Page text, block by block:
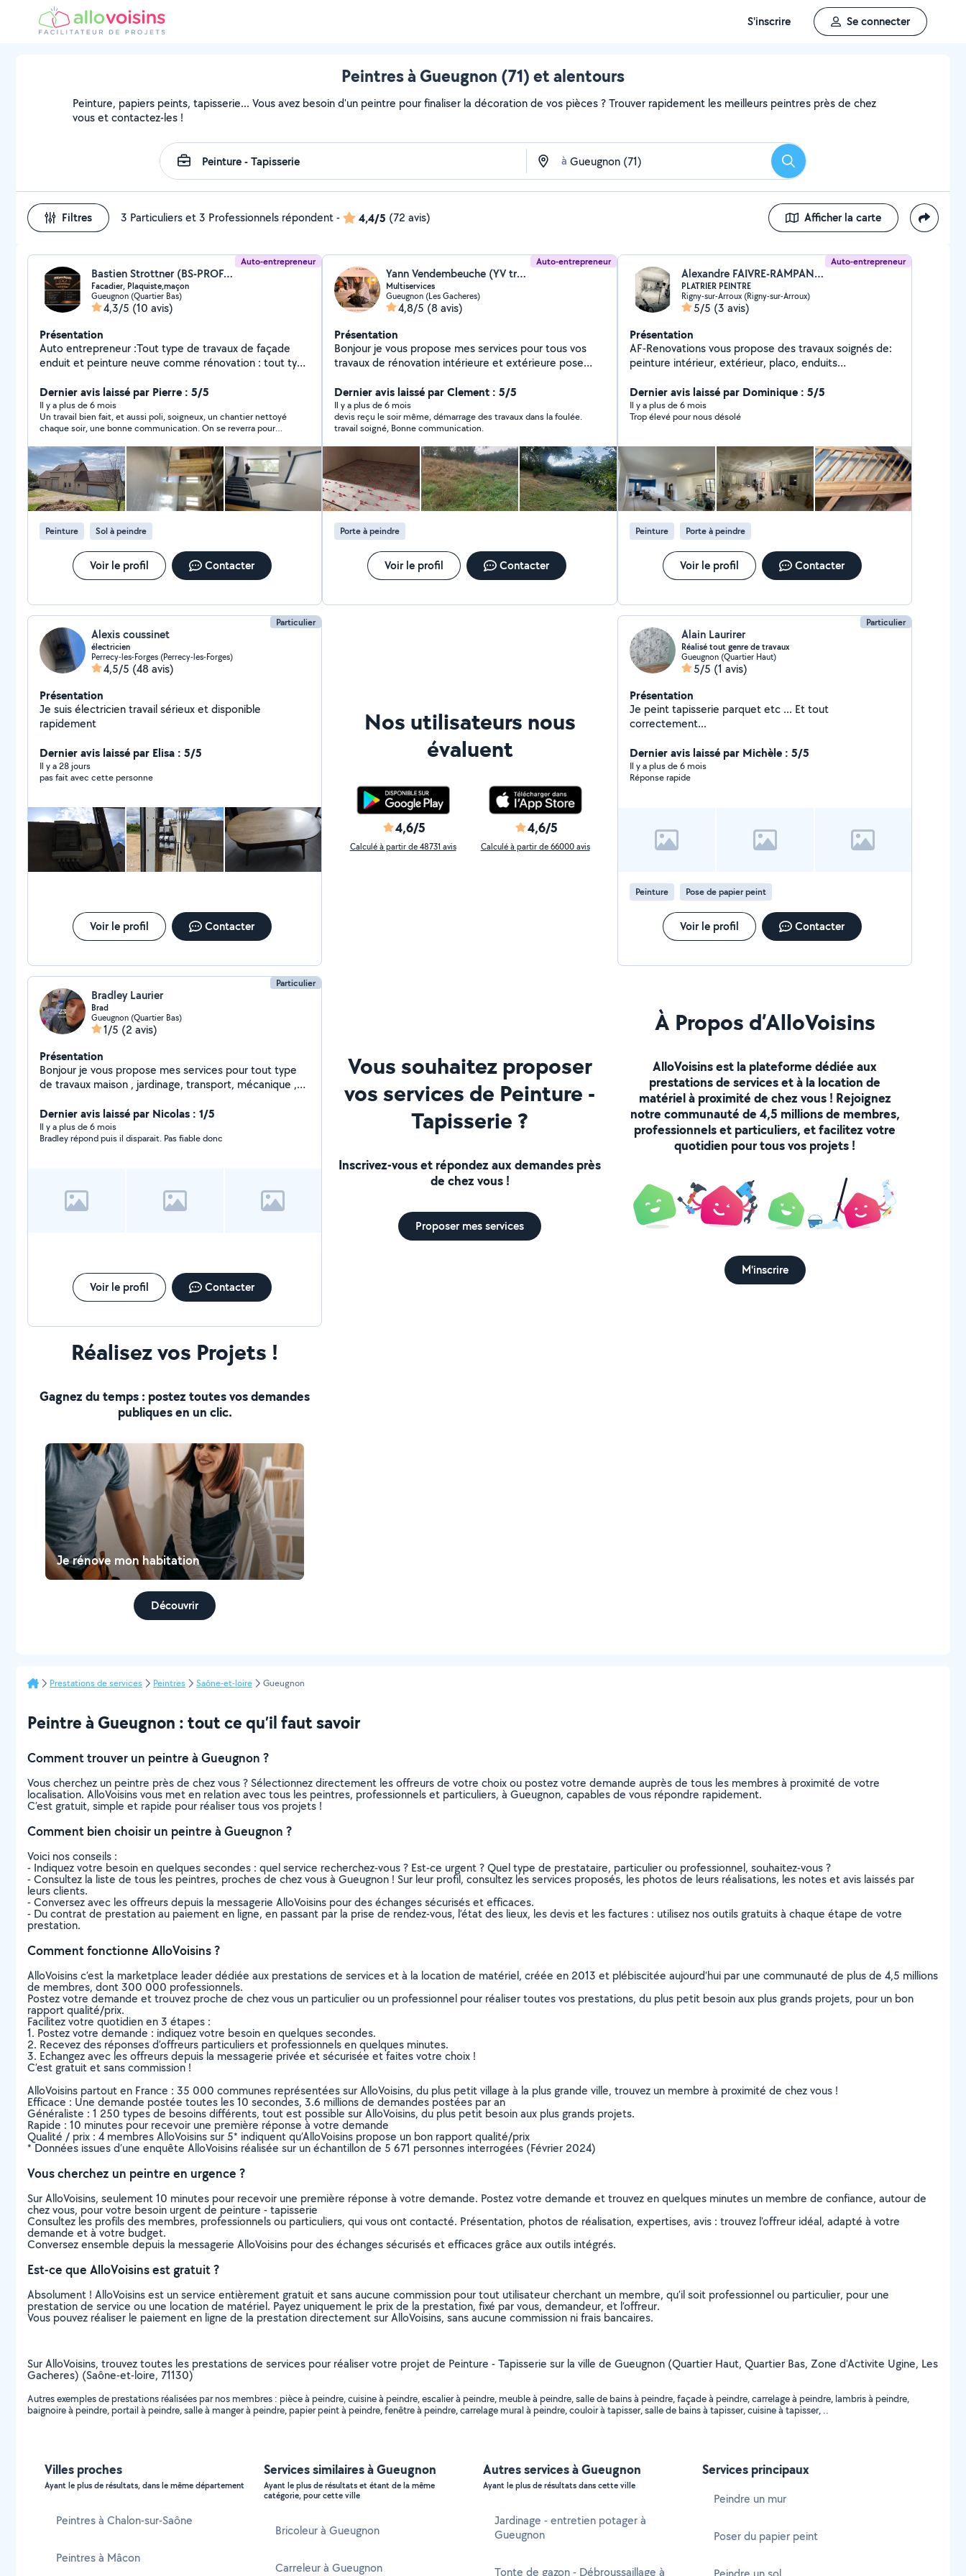
S'inscrire Se connecter
Peintres à Gueugnon (71) et alentours
Peinture, papiers peints, tapisserie... Vous avez besoin d'un peintre pour finaliser la décoration de vos pièces ? Trouver rapidement les meilleurs peintres près de chez
vous et contactez-les !
à Rechercher
Filtres 3 Particuliers et 3 Professionnels répondent- 4,4/5 (72 avis) Afficher la carte
Auto-entrepreneur
Bastien Strottner (BS-PROFACADES)
Facadier, Plaquiste,maçon
Gueugnon (Quartier Bas)
4,3/5 (10 avis)
Présentation
Auto entrepreneur :Tout type de travaux de façade
enduit et peinture neuve comme rénovation : tout type
plâtrerie, maçonnerie, grande mobilité
Dernier avis laissé par Pierre : 5/5
Il y a plus de 6 mois
Un travail bien fait, et aussi poli, soigneux, un chantier nettoyé
chaque soir, une bonne communication. On se reverra pour
Peinture Sol à peindre
Voir le profil Contacter
Auto-entrepreneur
Yann Vendembeuche (YV travaux)
Multiservices
Gueugnon (Les Gacheres)
4,8/5 (8 avis)
Présentation
Bonjour je vous propose mes services pour tous vos
travaux de rénovation intérieure et extérieure pose
taille de haie ect
Dernier avis laissé par Clement : 5/5
Il y a plus de 6 mois
devis reçu le soir même, démarrage des travaux dans la foulée.
travail soigné, Bonne communication.
Porte à peindre
Voir le profil Contacter
Auto-entrepreneur
Alexandre FAIVRE-RAMPANT (AF RENOVATIONS)
PLATRIER PEINTRE
Rigny-sur-Arroux (Rigny-sur-Arroux)
5/5 (3 avis)
Présentation
AF-Renovations vous propose des travaux soignés de:
peinture intérieur, extérieur, placo, enduits
pose de sol stratifié et parquets ou plancher bois
Petits travaux de menuiseries
Dernier avis laissé par Dominique : 5/5
Il y a plus de 6 mois
Trop élevé pour nous désolé
Peinture Porte à peindre
Voir le profil Contacter
Particulier
Alexis coussinet
électricien
Perrecy-les-Forges (Perrecy-les-Forges)
4,5/5 (48 avis)
Présentation
Je suis électricien travail sérieux et disponible
rapidement
Dernier avis laissé par Elisa : 5/5
Il y a 28 jours
pas fait avec cette personne
Voir le profil Contacter
Nos utilisateurs nous
évaluent
4,6/5
Calculé à partir de 48731 avis
4,6/5
Calculé à partir de 66000 avis
Particulier
Alain Laurirer
Réalisé tout genre de travaux
Gueugnon (Quartier Haut)
5/5 (1 avis)
Présentation
Je peint tapisserie parquet etc ... Et tout
correctement...
Dernier avis laissé par Michèle : 5/5
Il y a plus de 6 mois
Réponse rapide
Peinture Pose de papier peint
Voir le profil Contacter
Particulier
Bradley Laurier
Brad
Gueugnon (Quartier Bas)
1/5 (2 avis)
Présentation
Bonjour je vous propose mes services pour tout type
de travaux maison , jardinage, transport, mécanique ,
disposition pour toute vos demande
Dernier avis laissé par Nicolas : 1/5
Il y a plus de 6 mois
Bradley répond puis il disparait. Pas fiable donc
Voir le profil Contacter
Vous souhaitez proposer
vos services de Peinture -
Tapisserie ?
Inscrivez-vous et répondez aux demandes près
de chez vous !
Proposer mes services
À Propos d’AlloVoisins
AlloVoisins est la plateforme dédiée aux
prestations de services et à la location de
matériel à proximité de chez vous ! Rejoignez
notre communauté de 4,5 millions de membres,
professionnels et particuliers, et facilitez votre
quotidien pour tous vos projets !
M'inscrire
Réalisez vos Projets !
Gagnez du temps : postez toutes vos demandes
publiques en un clic.
Je rénove mon habitation
Découvrir
Prestations de services Peintres Saône-et-loire Gueugnon
Peintre à Gueugnon : tout ce qu’il faut savoir
Comment trouver un peintre à Gueugnon ?
Vous cherchez un peintre près de chez vous ? Sélectionnez directement les offreurs de votre choix ou postez votre demande auprès de tous les membres à proximité de votre
localisation. AlloVoisins vous met en relation avec tous les peintres, professionnels et particuliers, à Gueugnon, capables de vous répondre rapidement.
C’est gratuit, simple et rapide pour réaliser tous vos projets !
Comment bien choisir un peintre à Gueugnon ?
Voici nos conseils :
- Indiquez votre besoin en quelques secondes : quel service recherchez-vous ? Est-ce urgent ? Quel type de prestataire, particulier ou professionnel, souhaitez-vous ?
- Consultez la liste de tous les peintres, proches de chez vous à Gueugnon ! Sur leur profil, consultez les services proposés, les photos de leurs réalisations, les notes et avis laissés par
leurs clients.
- Conversez avec les offreurs depuis la messagerie AlloVoisins pour des échanges sécurisés et efficaces.
- Du contrat de prestation au paiement en ligne, en passant par la prise de rendez-vous, l’état des lieux, les devis et les factures : utilisez nos outils gratuits à chaque étape de votre
prestation.
Comment fonctionne AlloVoisins ?
AlloVoisins c’est la marketplace leader dédiée aux prestations de services et à la location de matériel, créée en 2013 et plébiscitée aujourd’hui par une communauté de plus de 4,5 millions
de membres, dont 300 000 professionnels.
Postez votre demande et trouvez proche de chez vous un particulier ou un professionnel pour réaliser toutes vos prestations, du plus petit besoin aux plus grands projets, pour un bon
rapport qualité/prix.
Facilitez votre quotidien en 3 étapes :
1. Postez votre demande : indiquez votre besoin en quelques secondes.
2. Recevez des réponses d’offreurs particuliers et professionnels en quelques minutes.
3. Echangez avec les offreurs depuis la messagerie privée et sécurisée et faites votre choix !
C’est gratuit et sans commission !
AlloVoisins partout en France : 35 000 communes représentées sur AlloVoisins, du plus petit village à la plus grande ville, trouvez un membre à proximité de chez vous !
Efficace : Une demande postée toutes les 10 secondes, 3.6 millions de demandes postées par an
Généraliste : 1 250 types de besoins différents, tout est possible sur AlloVoisins, du plus petit besoin aux plus grands projets.
Rapide : 10 minutes pour recevoir une première réponse à votre demande
Qualité / prix : 4 membres AlloVoisins sur 5* indiquent qu’AlloVoisins propose un bon rapport qualité/prix
* Données issues d’une enquête AlloVoisins réalisée sur un échantillon de 5 671 personnes interrogées (Février 2024)
Vous cherchez un peintre en urgence ?
Sur AlloVoisins, seulement 10 minutes pour recevoir une première réponse à votre demande. Postez votre demande et trouvez en quelques minutes un membre de confiance, autour de
chez vous, pour votre besoin urgent de peinture - tapisserie
Consultez les profils des membres, professionnels ou particuliers, qui vous ont contacté. Présentation, photos de réalisation, expertises, avis : trouvez l'offreur idéal, adapté à votre
demande et à votre budget.
Conversez ensemble depuis la messagerie AlloVoisins pour des échanges sécurisés et efficaces grâce aux outils intégrés.
Est-ce que AlloVoisins est gratuit ?
Absolument ! AlloVoisins est un service entièrement gratuit et sans aucune commission pour tout utilisateur cherchant un membre, qu’il soit professionnel ou particulier, pour une
prestation de service ou une location de matériel. Payez uniquement le prix de la prestation, fixé par vous, demandeur, et l’offreur.
Vous pouvez réaliser le paiement en ligne de la prestation directement sur AlloVoisins, sans aucune commission ni frais bancaires.
Sur AlloVoisins, trouvez toutes les prestations de services pour réaliser votre projet de Peinture - Tapisserie sur la ville de Gueugnon (Quartier Haut, Quartier Bas, Zone d'Activite Ugine, Les
Gacheres) (Saône-et-loire, 71130)
Autres exemples de prestations réalisées par nos membres : pièce à peindre, cuisine à peindre, escalier à peindre, meuble à peindre, salle de bains à peindre, façade à peindre, carrelage à peindre, lambris à peindre,
baignoire à peindre, portail à peindre, salle à manger à peindre, papier peint à peindre, fenêtre à peindre, carrelage mural à peindre, couloir à tapisser, salle de bains à tapisser, cuisine à tapisser, ..
Villes proches
Ayant le plus de résultats, dans le même département
Peintres à Chalon-sur-Saône
Peintres à Mâcon
Services similaires à Gueugnon
Ayant le plus de résultats et étant de la même
catégorie, pour cette ville
Bricoleur à Gueugnon
Carreleur à Gueugnon
Autres services à Gueugnon
Ayant le plus de résultats dans cette ville
Jardinage - entretien potager à
Gueugnon
Tonte de gazon - Débroussaillage à
Services principaux
Peindre un mur
Poser du papier peint